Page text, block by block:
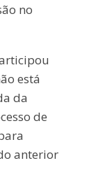
no
está
da
de
anterior